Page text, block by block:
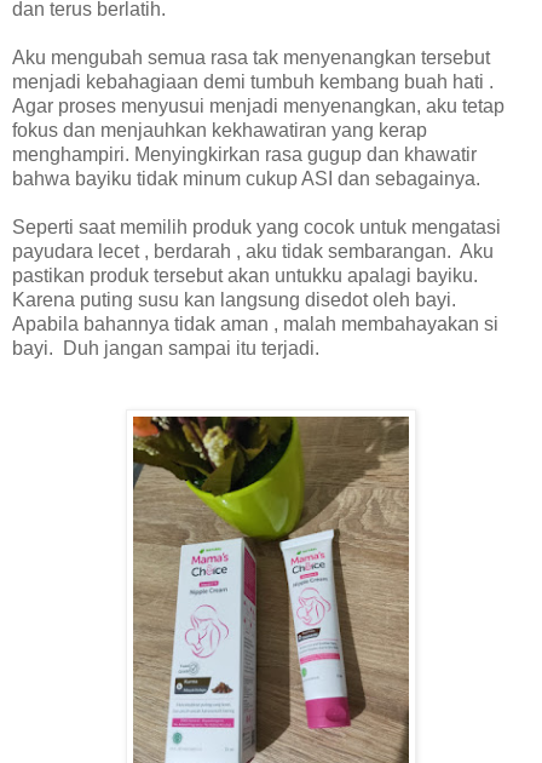
dan terus berlatih.
Aku mengubah semua rasa tak menyenangkan tersebut
menjadi kebahagiaan demi tumbuh kembang buah hati .
Agar proses menyusui menjadi menyenangkan, aku tetap
fokus dan menjauhkan kekhawatiran yang kerap
menghampiri. Menyingkirkan rasa gugup dan khawatir
bahwa bayiku tidak minum cukup ASI dan sebagainya.
Seperti saat memilih produk yang cocok untuk mengatasi
payudara lecet , berdarah , aku tidak sembarangan. Aku
pastikan produk tersebut akan untukku apalagi bayiku.
Karena puting susu kan langsung disedot oleh bayi.
Apabila bahannya tidak aman , malah membahayakan si
bayi. Duh jangan sampai itu terjadi.